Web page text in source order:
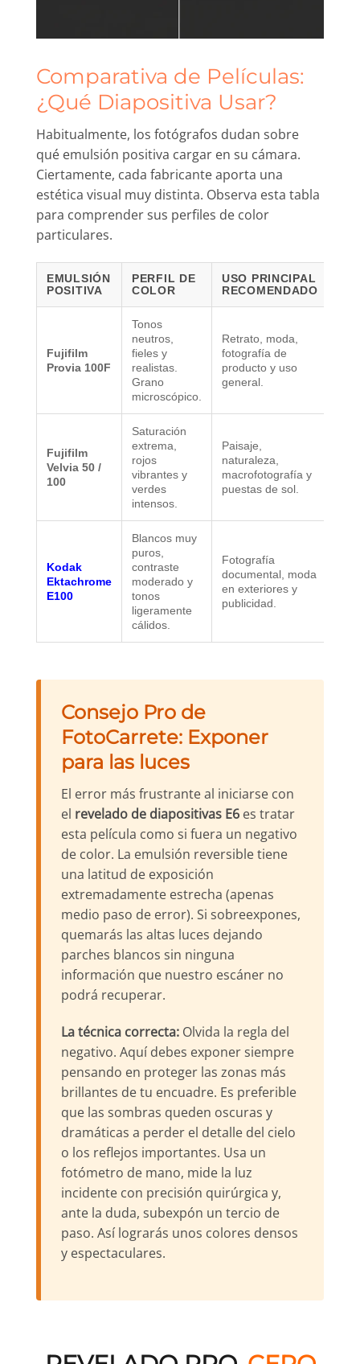
Comparativa de Películas:
¿Qué Diapositiva Usar?
Habitualmente, los fotógrafos dudan sobre
qué emulsión positiva cargar en su cámara.
Ciertamente, cada fabricante aporta una
estética visual muy distinta. Observa esta tabla
para comprender sus perfiles de color
particulares.
EMULSIÓN
POSITIVA
PERFIL DE
COLOR
USO PRINCIPAL
RECOMENDADO
Fujifilm
Provia 100F
Tonos
neutros,
fieles y
realistas.
Grano
microscópico.
Retrato, moda,
fotografía de
producto y uso
general.
Fujifilm
Velvia 50 /
100
Saturación
extrema,
rojos
vibrantes y
verdes
intensos.
Paisaje,
naturaleza,
macrofotografía y
puestas de sol.
Kodak
Ektachrome
E100
Blancos muy
puros,
contraste
moderado y
tonos
ligeramente
cálidos.
Fotografía
documental, moda
en exteriores y
publicidad.
Consejo Pro de
FotoCarrete: Exponer
para las luces
El error más frustrante al iniciarse con
el revelado de diapositivas E6 es tratar
esta película como si fuera un negativo
de color. La emulsión reversible tiene
una latitud de exposición
extremadamente estrecha (apenas
medio paso de error). Si sobreexpones,
quemarás las altas luces dejando
parches blancos sin ninguna
información que nuestro escáner no
podrá recuperar.
La técnica correcta: Olvida la regla del
negativo. Aquí debes exponer siempre
pensando en proteger las zonas más
brillantes de tu encuadre. Es preferible
que las sombras queden oscuras y
dramáticas a perder el detalle del cielo
o los reflejos importantes. Usa un
fotómetro de mano, mide la luz
incidente con precisión quirúrgica y,
ante la duda, subexpón un tercio de
paso. Así lograrás unos colores densos
y espectaculares.